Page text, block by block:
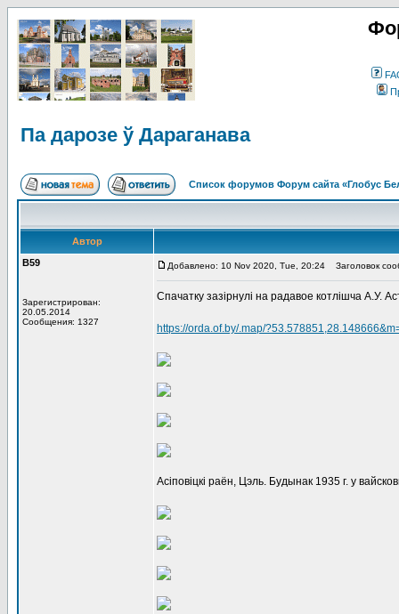
Па дарозе ў Дараганава
Список форумов Форум сайта «Глобус
Автор
В59
Зарегистрирован:
20.05.2014
Сообщения: 1327
Добавлено: 10 Nov 2020, Tue, 20:24 Заголовок
Спачатку зазірнулі на радавое котлішча А.У.
https://orda.of.by/.map/
Асіповіцкі раён, Цэль. Будынак 1935 г. у